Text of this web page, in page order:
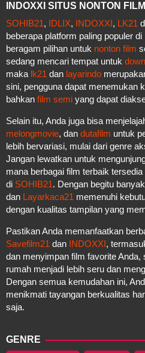
INDOXXI SITUS NONTON
SOHIB21, IDLIX, INDOXXI, LK21
beberapa platform paling populer
beragam pilihan untuk nonton film
sedang mencari tempat untuk
maka lk21 dan layarindo
sini, pengguna dapat menemukan
bahkan film semi yang dapat
Selain itu, Anda juga bisa
melongmovie, dan dutafilm untuk
lebih bervariasi, mulai dari genre
Jangan lewatkan untuk
mana berbagai film terbaik
di SOHIB21. Dengan begitu
dan Layarkaca21 memenuhi
dengan kualitas tampilan yang
Pastikan Anda memanfaatkan
Savefilm21 dan INDOXXI,
dan menyimpan film favorite
rumah menjadi lebih seru dan
Dengan semua kemudahan ini,
menikmati tayangan berkualitas
saja.
GENRE